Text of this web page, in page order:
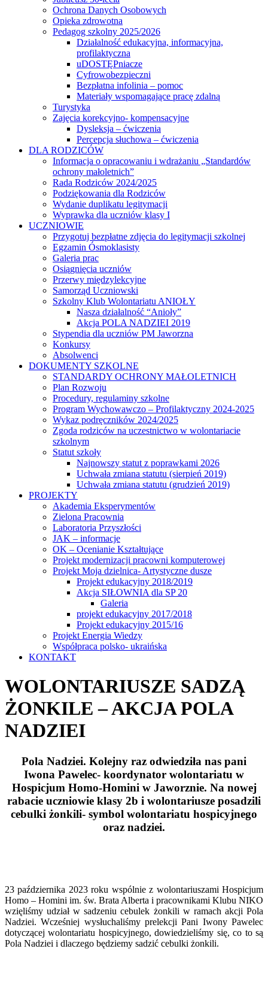
Ochrona Danych Osobowych
Opieka zdrowotna
Pedagog szkolny 2025/2026
Działalność edukacyjna, informacyjna,
profilaktyczna
uDOSTĘPniacze
Cyfrowobezpieczni
Bezpłatna infolinia – pomoc
Materiały wspomagające pracę zdalną
Turystyka
Zajęcia korekcyjno- kompensacyjne
Dysleksja – ćwiczenia
Percepcja słuchowa – ćwiczenia
DLA RODZICÓW
Informacja o opracowaniu i wdrażaniu „Standardów
ochrony małoletnich”
Rada Rodziców 2024/2025
Podziękowania dla Rodziców
Wydanie duplikatu legitymacji
Wyprawka dla uczniów klasy I
UCZNIOWIE
Przygotuj bezpłatne zdjęcia do legitymacji szkolnej
Egzamin Ósmoklasisty
Galeria prac
Osiągnięcia uczniów
Przerwy międzylekcyjne
Samorząd Uczniowski
Szkolny Klub Wolontariatu ANIOŁY
Nasza działalność “Anioły”
Akcja POLA NADZIEI 2019
Stypendia dla uczniów PM Jaworzna
Konkursy
Absolwenci
DOKUMENTY SZKOLNE
STANDARDY OCHRONY MAŁOLETNICH
Plan Rozwoju
Procedury, regulaminy szkolne
Program Wychowawczo – Profilaktyczny 2024-2025
Wykaz podręczników 2024/2025
Zgoda rodziców na uczestnictwo w wolontariacie
szkolnym
Statut szkoły
Najnowszy statut z poprawkami 2026
Uchwała zmiana statutu (sierpień 2019)
Uchwała zmiana statutu (grudzień 2019)
PROJEKTY
Akademia Eksperymentów
Zielona Pracownia
Laboratoria Przyszłości
JAK – informacje
OK – Ocenianie Kształtujące
Projekt modernizacji pracowni komputerowej
Projekt Moja dzielnica- Artystyczne dusze
Projekt edukacyjny 2018/2019
Akcja SIŁOWNIA dla SP 20
Galeria
projekt edukacyjny 2017/2018
Projekt edukacyjny 2015/16
Projekt Energia Wiedzy
Współpraca polsko- ukraińska
KONTAKT
WOLONTARIUSZE SADZĄ
ŻONKILE – AKCJA POLA
NADZIEI
Pola Nadziei. Kolejny raz odwiedziła nas pani
Iwona Pawelec- koordynator wolontariatu w
Hospicjum Homo-Homini w Jaworznie. Na nowej
rabacie uczniowie klasy 2b i wolontariusze posadzili
cebulki żonkili- symbol wolontariatu hospicyjnego
oraz nadziei.
23 października 2023 roku wspólnie z wolontariuszami Hospicjum
Homo – Homini im. św. Brata Alberta i pracownikami Klubu NIKO
wzięliśmy udział w sadzeniu cebulek żonkili w ramach akcji Pola
Nadziei. Wcześniej wysłuchaliśmy prelekcji Pani Iwony Pawelec
dotyczącej wolontariatu hospicyjnego, dowiedzieliśmy się, co to są
Pola Nadziei i dlaczego będziemy sadzić cebulki żonkili.